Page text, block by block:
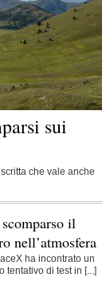
sui
che vale anche
il
nell’atmosfera
ha incontrato un
tentativo di test in [...]